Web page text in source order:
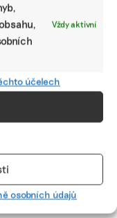
Vždy aktivní
účelech
osobních údajů
elektroauta
E.ON